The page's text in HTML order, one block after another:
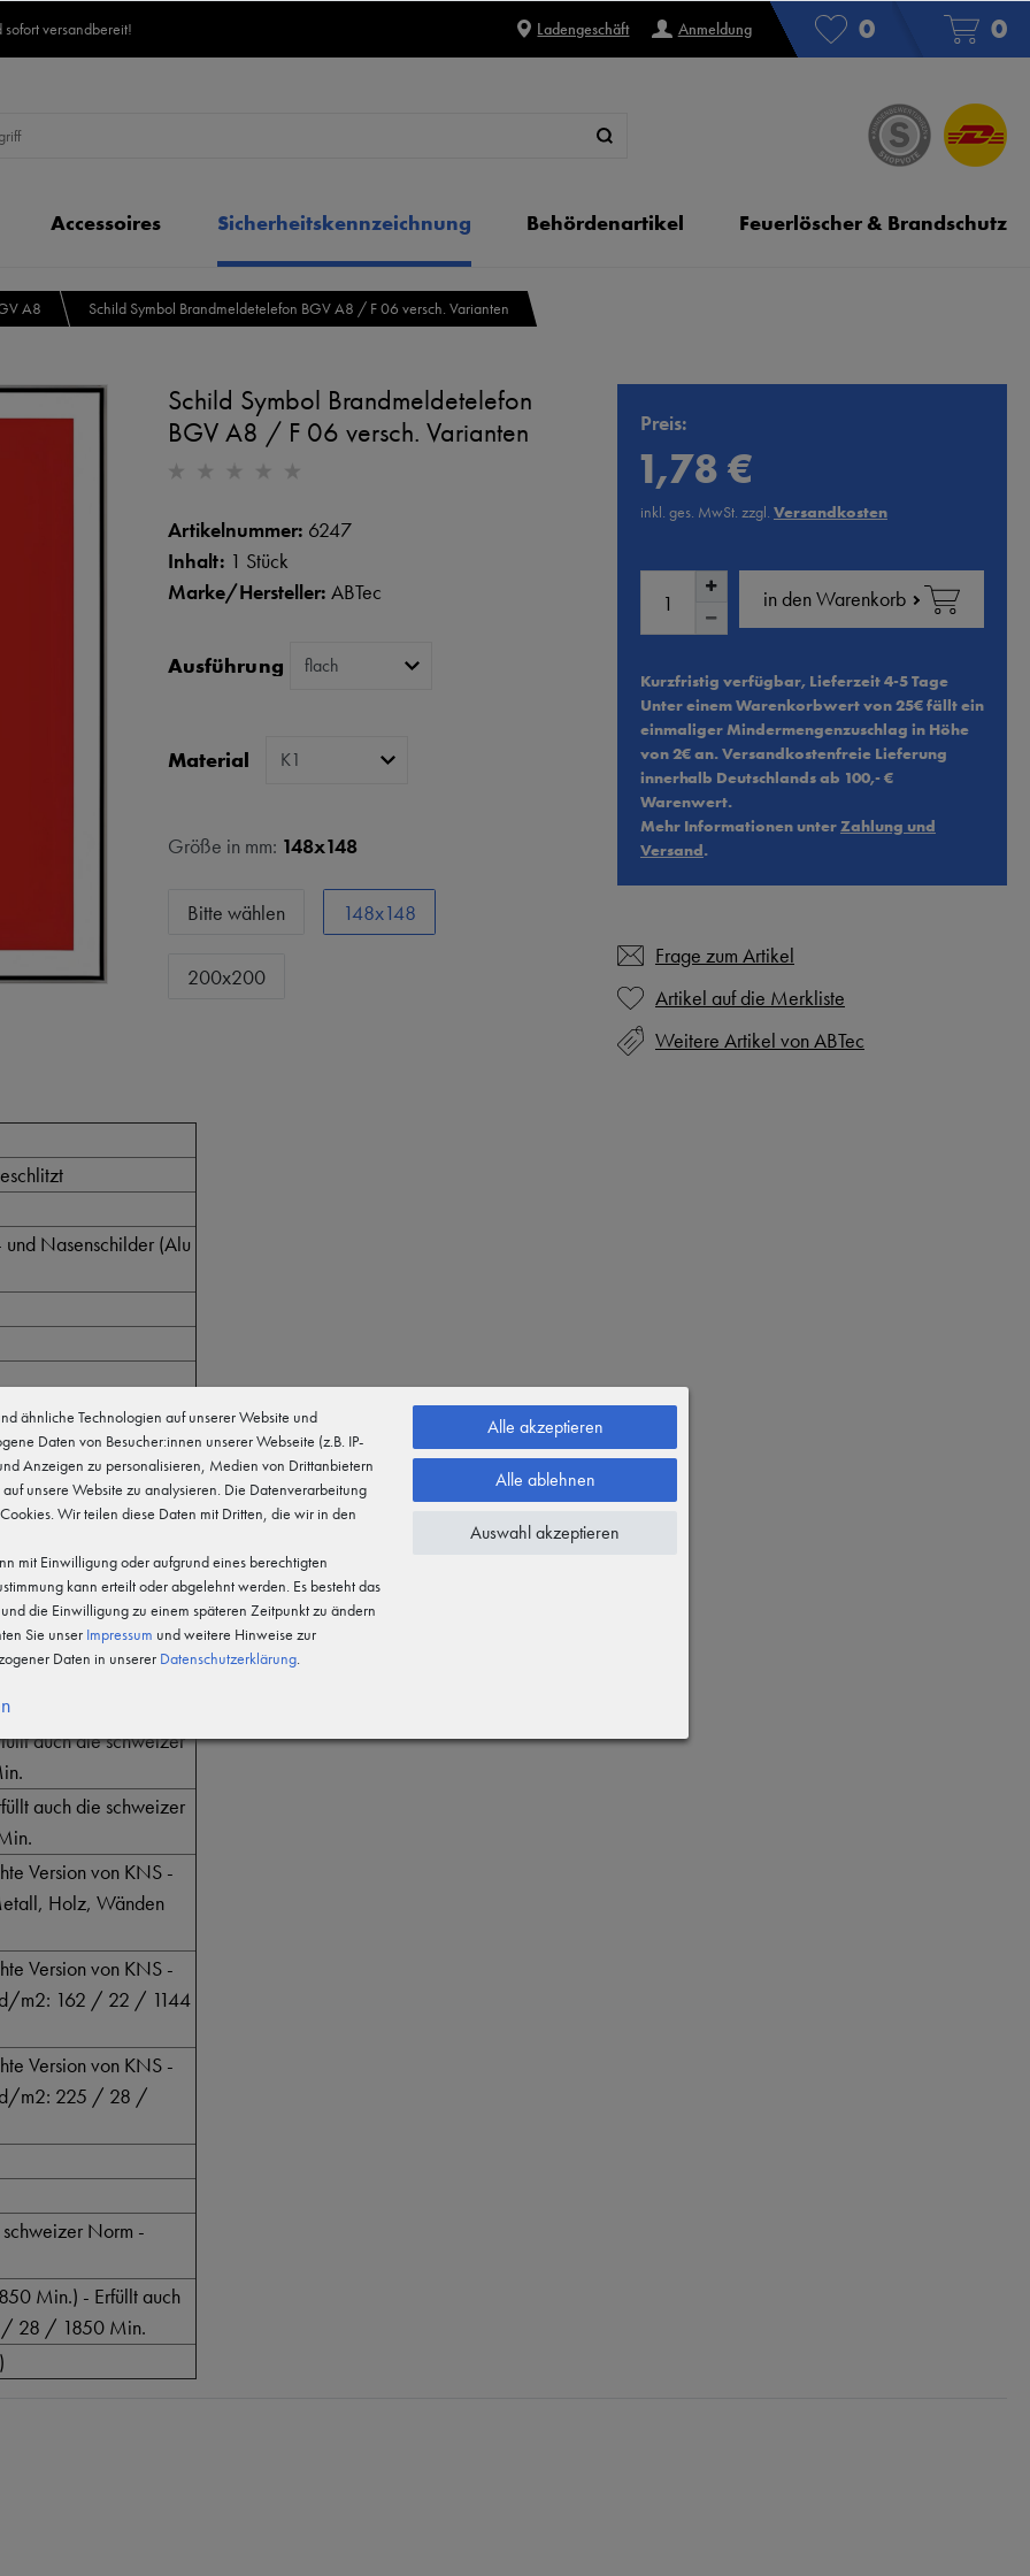
versandbereit! Ladengeschäft Anmeldung 0 0
Accessoires Sicherheitskennzeichnung Behördenartikel Feuerlöscher & Brandschutz
A8 Schild Symbol Brandmeldetelefon BGV A8 / F 06 versch. Varianten
Schild Symbol Brandmeldetelefon
BGV A8 / F 06 versch. Varianten
Artikelnummer: 6247
Inhalt: 1 Stück
Marke/Hersteller: ABTec
Ausführung
Material
Größe in mm: 148x148
Bitte wählen 148x148
200x200
Preis:
1,78 €
inkl. ges. MwSt. zzgl. Versandkosten
in den Warenkorb
Kurzfristig verfügbar, Lieferzeit 4-5 Tage
Unter einem Warenkorbwert von 25€ fällt ein
einmaliger Mindermengenzuschlag in Höhe
von 2€ an. Versandkostenfreie Lieferung
innerhalb Deutschlands ab 100,- €
Warenwert.
Mehr Informationen unterZahlung und
Versand.
Frage zum Artikel
Weitere Artikel von ABTec
Nasenschilder (Alu
(rückseitig
mit
mit
(2 in 1 System)
z.B. mit Silikon)
auch die schweizer
auch die schweizer
Version von KNS -
Holz, Wänden
Version von KNS -
m2: 162 / 22 / 1144
Version von KNS -
m2: 225 / 28 /
Norm -
Min.) - Erfüllt auch
/ 28 / 1850 Min.
ähnliche Technologien auf unserer Website und
Daten von Besucher:innen unserer Webseite (z.B. IP-
Anzeigen zu personalisieren, Medien von Drittanbietern
unsere Website zu analysieren. Die Datenverarbeitung
Wir teilen diese Daten mit Dritten, die wir in den
mit Einwilligung oder aufgrund eines berechtigten
kann erteilt oder abgelehnt werden. Es besteht das
die Einwilligung zu einem späteren Zeitpunkt zu ändern
Sie unser Impressum und weitere Hinweise zur
Daten in unserer Daten­schutz­erklärung.
Alle akzeptieren
Alle ablehnen
Auswahl akzeptieren